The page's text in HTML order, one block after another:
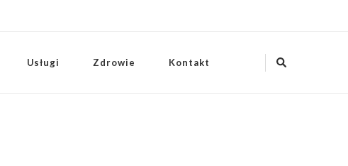
Usługi Zdrowie Kontakt